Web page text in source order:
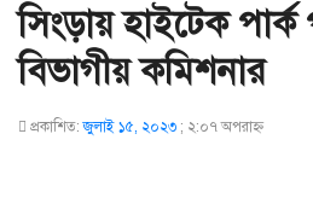
সিংড়ায় হাইটেক পার্ক
বিভাগীয় কমিশনার
প্রকাশিত:জুলাই ১৫, ২০২৩ ; ২:০৭ অপরাহ্ণ